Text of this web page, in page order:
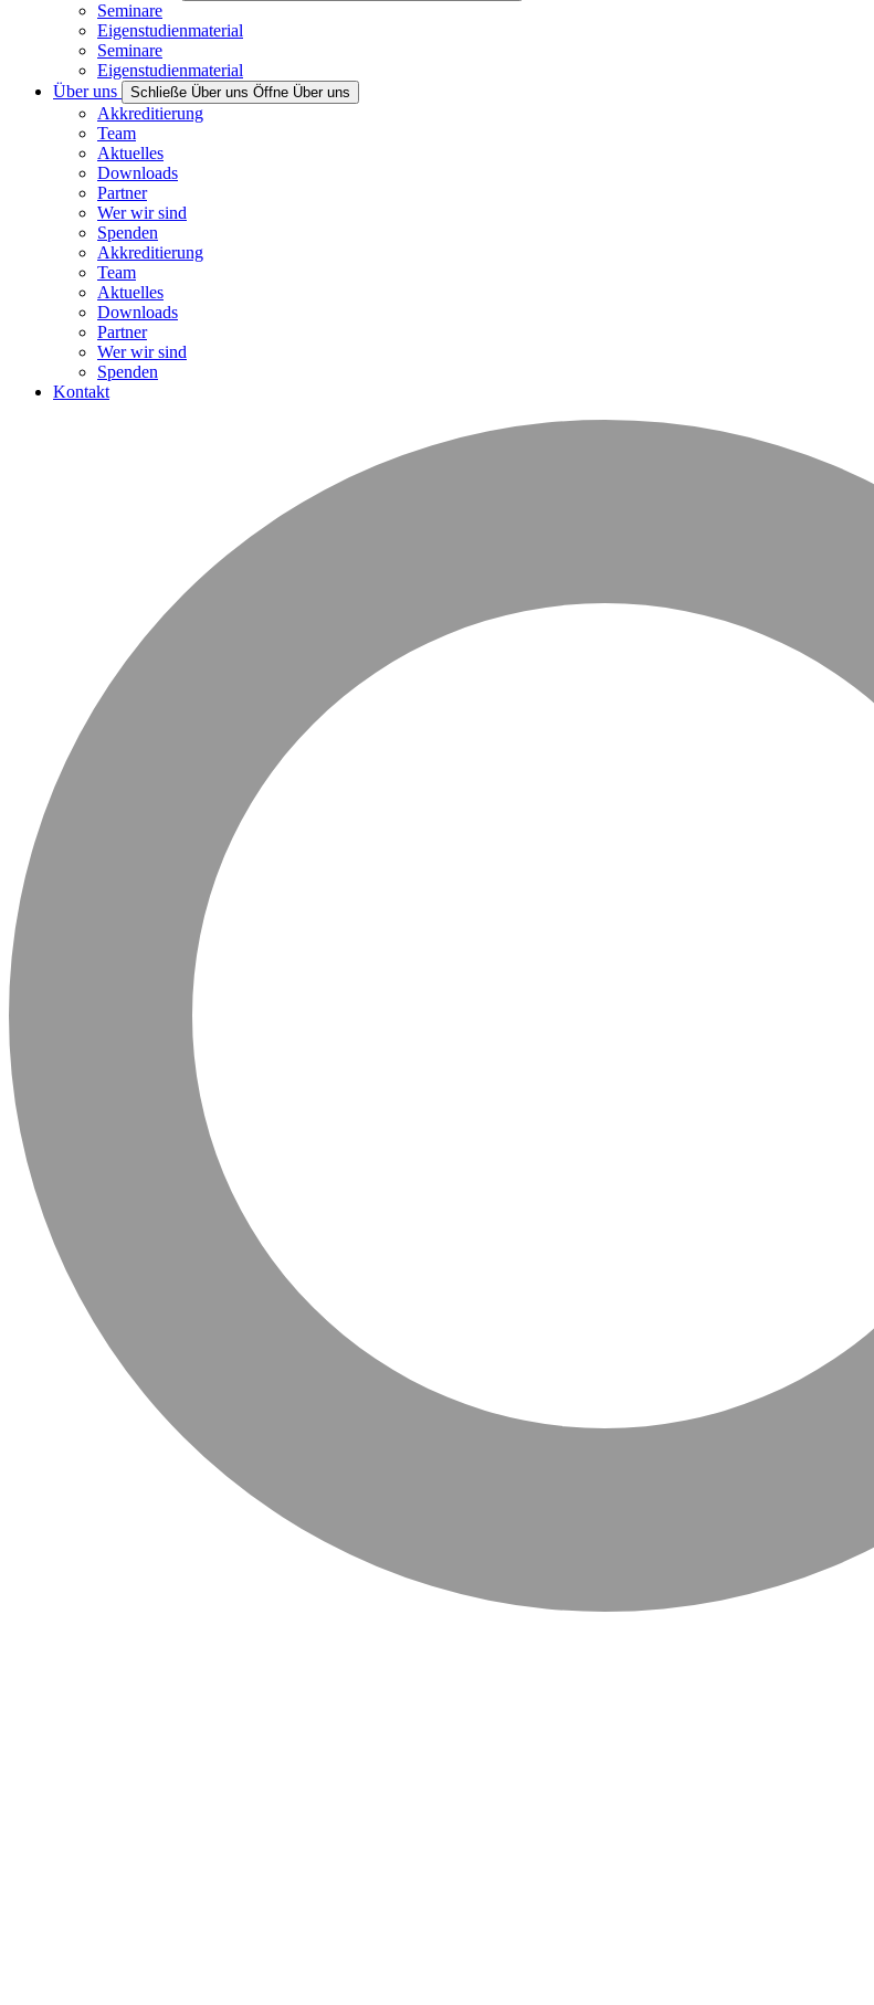
Seminare
Eigenstudienmaterial
Seminare
Eigenstudienmaterial
Über uns
Schließe Über uns Öffne Über uns
Akkreditierung
Team
Aktuelles
Downloads
Partner
Wer wir sind
Spenden
Akkreditierung
Team
Aktuelles
Downloads
Partner
Wer wir sind
Spenden
Kontakt